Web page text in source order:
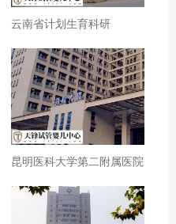
云南省计划生育科研
昆明医科大学第二附属医院